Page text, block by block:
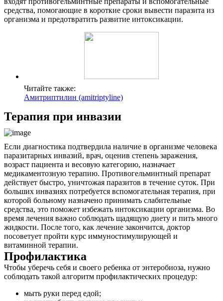
средства, помогающие в короткие сроки вывести паразита из
организма и предотвратить развитие интоксикации.
Читайте также:
Амитриптилин (amitriptyline)
Терапия при инвазии
Если диагностика подтвердила наличие в организме человека
паразитарных инвазий, врач, оценив степень заражения,
возраст пациента и весовую категорию, назначает
медикаментозную терапию. Противогельминтный препарат
действует быстро, уничтожая паразитов в течение суток. При
больших инвазиях потребуется вспомогательная терапия, при
которой больному назначено принимать слабительные
средства, это поможет избежать интоксикации организма. Во
время лечения важно соблюдать щадящую диету и пить много
жидкости. После того, как лечение закончится, доктор
посоветует пройти курс иммуностимулирующей и
витаминной терапии.
Профилактика
Чтобы уберечь себя и своего ребенка от энтеробиоза, нужно
соблюдать такой алгоритм профилактических процедур:
мыть руки перед едой;